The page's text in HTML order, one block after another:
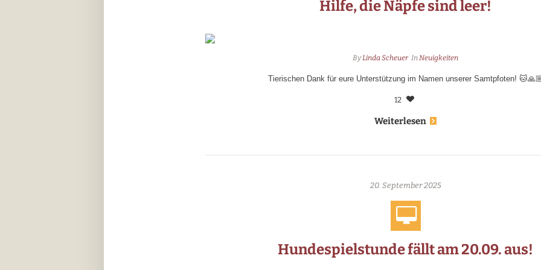
Hilfe, die Näpfe sind leer!
ByLinda Scheuer In Neuigkeiten
Tierischen Dank für eure Unterstützung im Namen unserer Samtpfoten!
12
Weiterlesen
20. September 2025
Hundespielstunde fällt am 20.09. aus!